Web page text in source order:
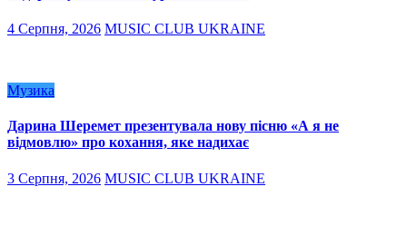
4 Серпня, 2026 MUSIC CLUB UKRAINE
Музика
Дарина Шеремет презентувала нову пісню «А я не
відмовлю» про кохання, яке надихає
3 Серпня, 2026 MUSIC CLUB UKRAINE